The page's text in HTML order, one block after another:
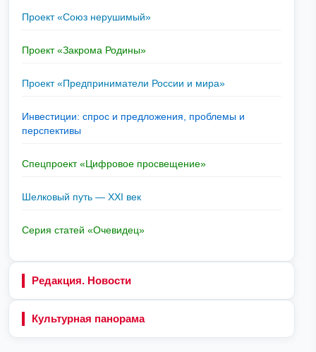
Проект «Союз нерушимый»
Проект «Закрома Родины»
Проект «Предприниматели России и мира»
Инвестиции: спрос и предложения, проблемы и
перспективы
Спецпроект «Цифровое просвещение»
Шелковый путь — XXI век
Серия статей «Очевидец»
Редакция. Новости
Культурная панорама